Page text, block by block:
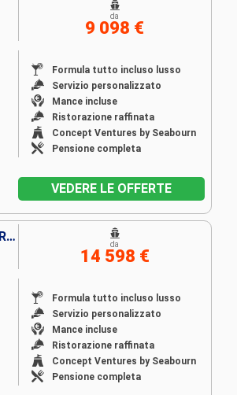
Formula tutto incluso lusso
Servizio personalizzato
Mance incluse
Ristorazione raffinata
Concept Ventures by Seabourn
Pensione completa
da
9 098 €
VEDERE LE OFFERTE
DANIMARCA, NORVEGIA, REGNO UNITO, LSOLE FAERÖER, ISLANDA, GROENLANDIA, CANADA
Formula tutto incluso lusso
Servizio personalizzato
Mance incluse
Ristorazione raffinata
Concept Ventures by Seabourn
Pensione completa
da
14 598 €